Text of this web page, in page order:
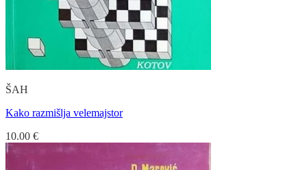
ŠAH
Kako razmišlja velemajstor
10.00 €